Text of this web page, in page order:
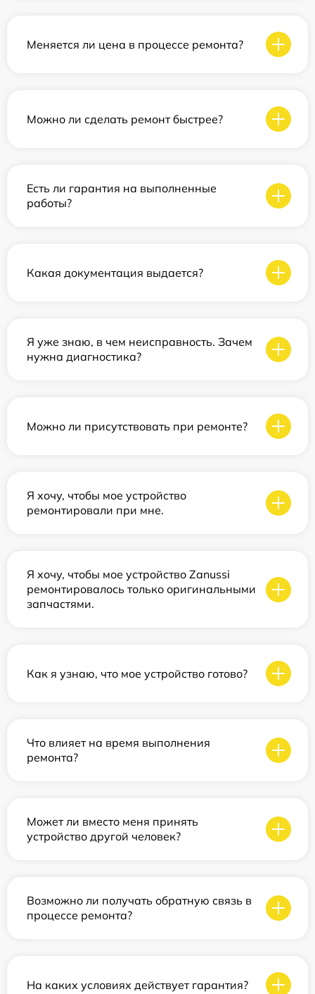
Меняется ли цена в процессе ремонта?
Можно ли сделать ремонт быстрее?
Есть ли гарантия на выполненные
работы?
Какая документация выдается?
Я уже знаю, в чем неисправность. Зачем
нужна диагностика?
Можно ли присутствовать при ремонте?
Я хочу, чтобы мое устройство
ремонтировали при мне.
Я хочу, чтобы мое устройство Zanussi
ремонтировалось только оригинальными
запчастями.
Как я узнаю, что мое устройство готово?
Что влияет на время выполнения
ремонта?
Может ли вместо меня принять
устройство другой человек?
Возможно ли получать обратную связь в
процессе ремонта?
На каких условиях действует гарантия?